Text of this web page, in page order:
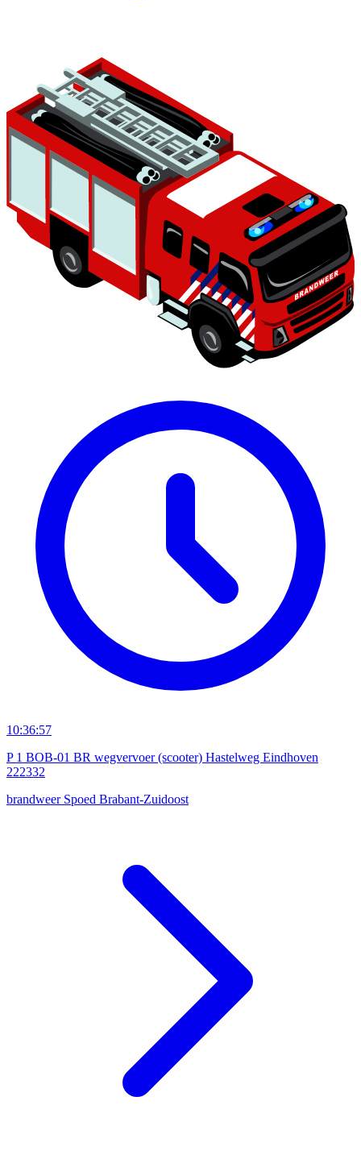
10:36:57
P 1 BOB-01 BR wegvervoer (scooter) Hastelweg Eindhoven
222332
brandweer Spoed Brabant-Zuidoost